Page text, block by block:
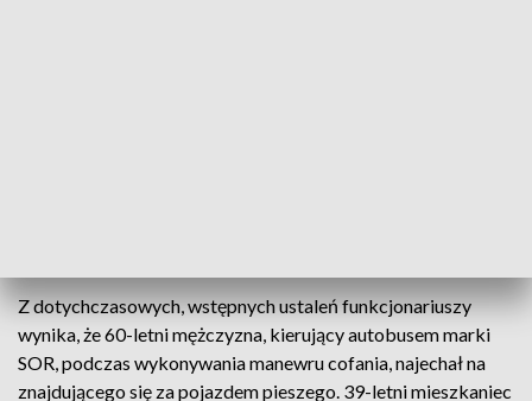
Z dotychczasowych, wstępnych ustaleń funkcjonariuszy
wynika, że 60-letni mężczyzna, kierujący autobusem marki
SOR, podczas wykonywania manewru cofania, najechał na
znajdującego się za pojazdem pieszego. 39-letni mieszkaniec